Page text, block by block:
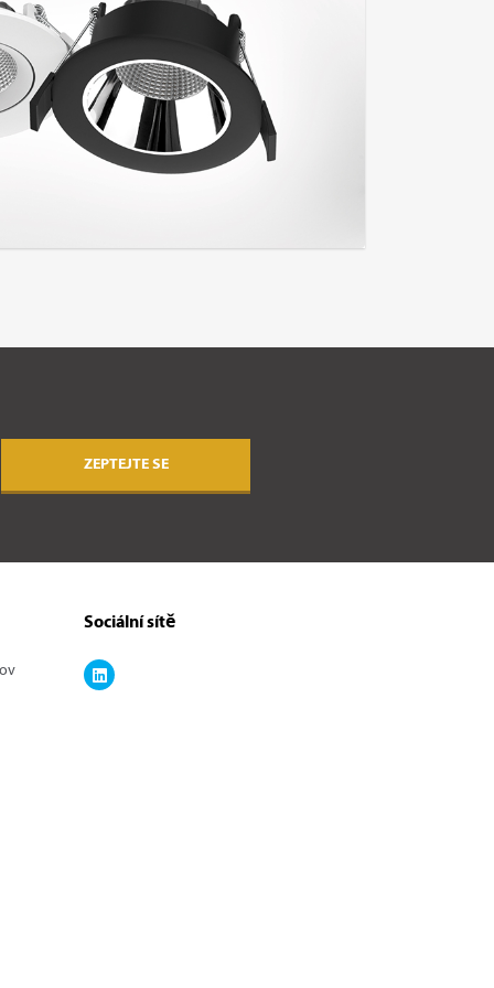
ZEPTEJTE SE
Sociální sítě